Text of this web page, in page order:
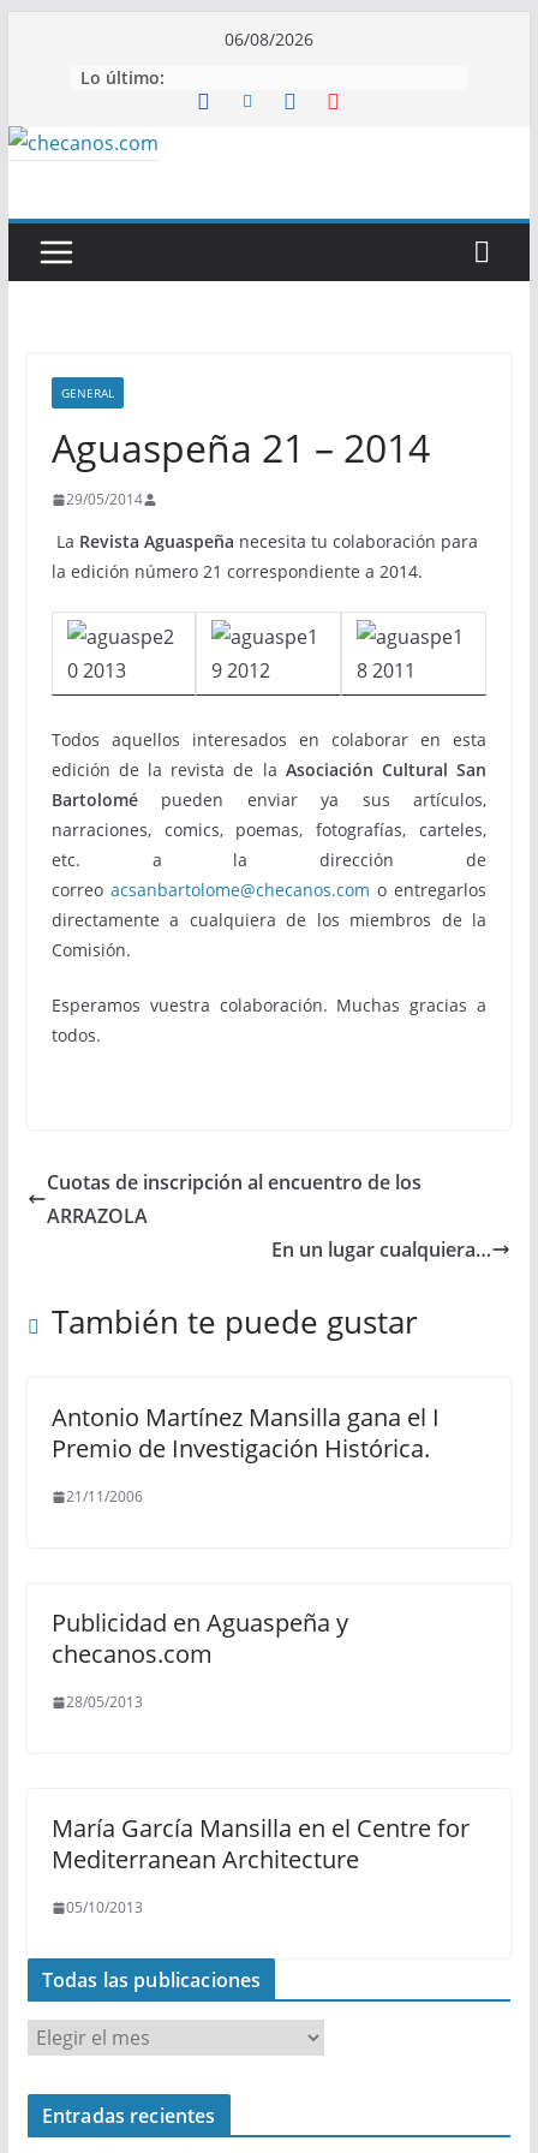
06/08/2026
Lo último:
GENERAL
Aguaspeña 21 – 2014
29/05/2014
La Revista Aguaspeña necesita tu colaboración para
la edición número 21 correspondiente a 2014.
Todos aquellos interesados en colaborar en esta
edición de la revista de la Asociación Cultural San
Bartolomépueden enviar ya sus artículos,
narraciones, comics, poemas, fotografías, carteles,
etc. a la dirección de
correo acsanbartolome@checanos.com o entregarlos
directamente a cualquiera de los miembros de la
Comisión.
Esperamos vuestra colaboración. Muchas gracias a
todos.
Cuotas de inscripción al encuentro de los
ARRAZOLA
En un lugar cualquiera…
También te puede gustar
Antonio Martínez Mansilla gana el I
Premio de Investigación Histórica.
21/11/2006
Publicidad en Aguaspeña y
checanos.com
28/05/2013
María García Mansilla en el Centre for
Mediterranean Architecture
05/10/2013
Todas las publicaciones
o
d
Entradas recientes